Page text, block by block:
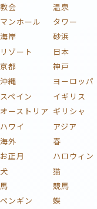
教会
温泉
マンホール
タワー
海岸
砂浜
リゾート
日本
京都
神戸
沖縄
ヨーロッパ
スペイン
イギリス
オーストリア ギリシャ
ハワイ
アジア
海外
春
お正月
ハロウィン
犬
猫
馬
競馬
ペンギン
蝶